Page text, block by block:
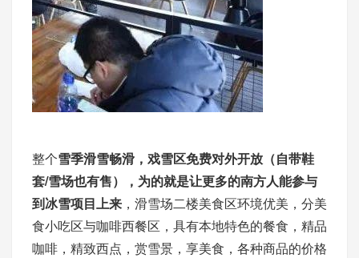
整个雪季滑雪畅滑，戏雪区免费对外开放（自带鞋
套/雪场也有售），为的就是让更多的南方人能参与
到冰雪项目上来 ，滑雪场二楼美食区环境优美，分美
食小吃区与咖啡西餐区，具有本地特色的餐食，精品
咖啡，精致西点，赏雪景，享美食，各种商品的价格